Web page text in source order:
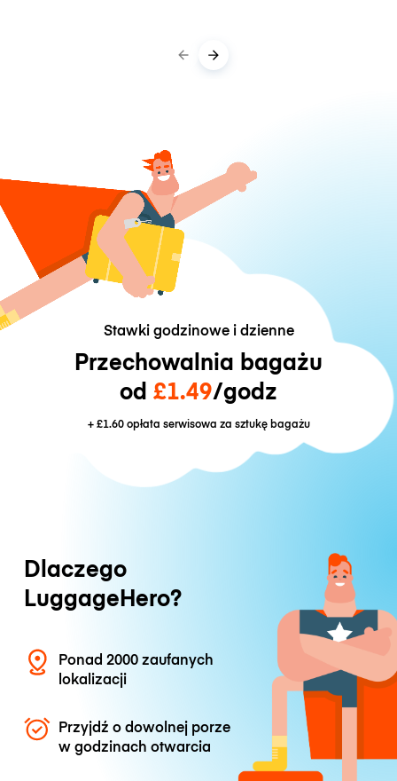
Stawki godzinowe i dzienne
Przechowalnia bagażu
od £1.49/godz
+£1.60opłata serwisowa za sztukę bagażu
Dlaczego
LuggageHero?
Ponad 2000 zaufanych
lokalizacji
Przyjdź o dowolnej porze
w godzinach otwarcia